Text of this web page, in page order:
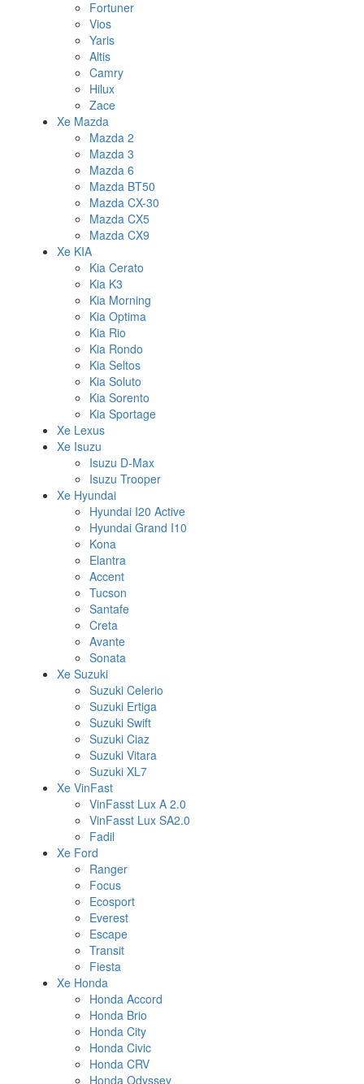
Fortuner
Vios
Yaris
Altis
Camry
Hilux
Zace
Xe Mazda
Mazda 2
Mazda 3
Mazda 6
Mazda BT50
Mazda CX-30
Mazda CX5
Mazda CX9
Xe KIA
Kia Cerato
Kia K3
Kia Morning
Kia Optima
Kia Rio
Kia Rondo
Kia Seltos
Kia Soluto
Kia Sorento
Kia Sportage
Xe Lexus
Xe Isuzu
Isuzu D-Max
Isuzu Trooper
Xe Hyundai
Hyundai I20 Active
Hyundai Grand I10
Kona
Elantra
Accent
Tucson
Santafe
Creta
Avante
Sonata
Xe Suzuki
Suzuki Celerio
Suzuki Ertiga
Suzuki Swift
Suzuki Ciaz
Suzuki Vitara
Suzuki XL7
Xe VinFast
VinFasst Lux A 2.0
VinFasst Lux SA2.0
Fadil
Xe Ford
Ranger
Focus
Ecosport
Everest
Escape
Transit
Fiesta
Xe Honda
Honda Accord
Honda Brio
Honda City
Honda Civic
Honda CRV
Honda Odyssey